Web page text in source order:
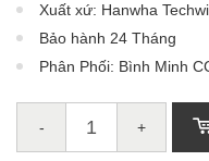
Xuất xứ: Hanwha
Bảo hành 24 Tháng
Phân Phối: Bình Minh
- +